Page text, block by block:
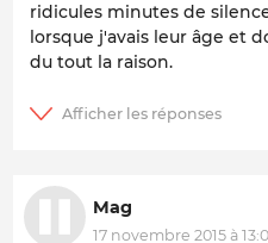
ridicules minutes de
lorsque j'avais leur âge et
du tout la raison.
Mag
17 novembre 2015 à